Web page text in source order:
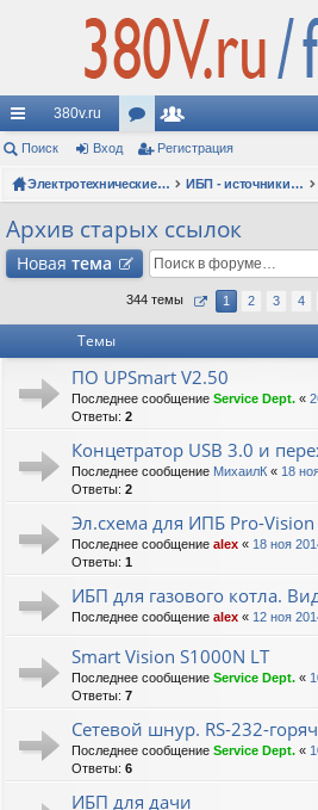
с
ы
лк
380v.ru
ор
ум
ол
ьз
ат
и
Поиск Вход Регистрация
Электротехнические форумы ИБП - источники бесперебойного питания
Архив старых ссылок
Новая тема
344 темы 1 2 3 4
Темы
ПО UPSmart V2.50
Последнее сообщение Service Dept. «
Ответы: 2
Концетратор USB 3.0 и
Последнее сообщение МихаилК « 18
Ответы: 2
Эл.схема для ИПБ Pro-
Последнее сообщение alex « 18 ноя
Ответы: 1
ИБП для газового котла.
Последнее сообщение alex « 12 ноя
Smart Vision S1000N LT
Последнее сообщение Service Dept. «
Ответы: 7
Сетевой шнур. RS-232-
Последнее сообщение Service Dept. «
Ответы: 6
ИБП для дачи